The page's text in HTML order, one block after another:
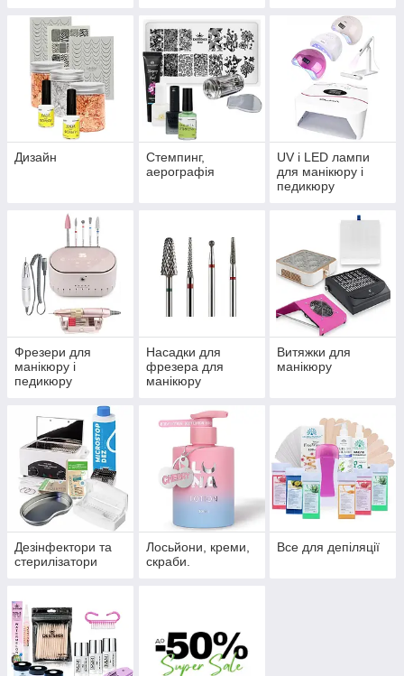
Дизайн
Стемпинг,
аерографія
UV і LED лампи
для манікюру і
педикюру
Фрезери для
манікюру і
педикюру
Насадки для
фрезера для
манікюру
Витяжки для
манікюру
Дезінфектори та
стерилізатори
Лосьйони, креми,
скраби.
Все для депіляції